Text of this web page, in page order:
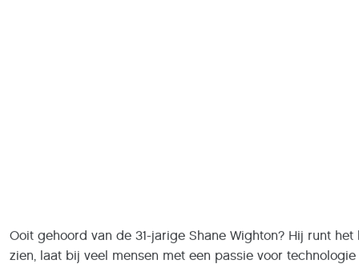
Ooit gehoord van de 31-jarige Shane Wighton? Hij runt
zien, laat bij veel mensen met een passie voor